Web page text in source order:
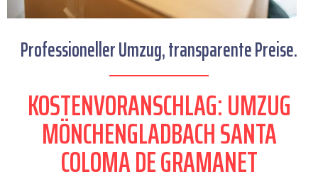
Professioneller Umzug, transparente Preise.
KOSTENVORANSCHLAG: UMZUG
MÖNCHENGLADBACH SANTA
COLOMA DE GRAMANET